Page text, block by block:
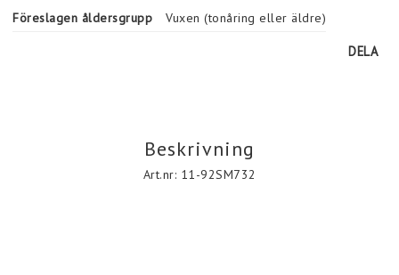
Föreslagen åldersgrupp Vuxen (tonåring eller äldre)
DELA
Beskrivning
Art.nr: 11-92SM732